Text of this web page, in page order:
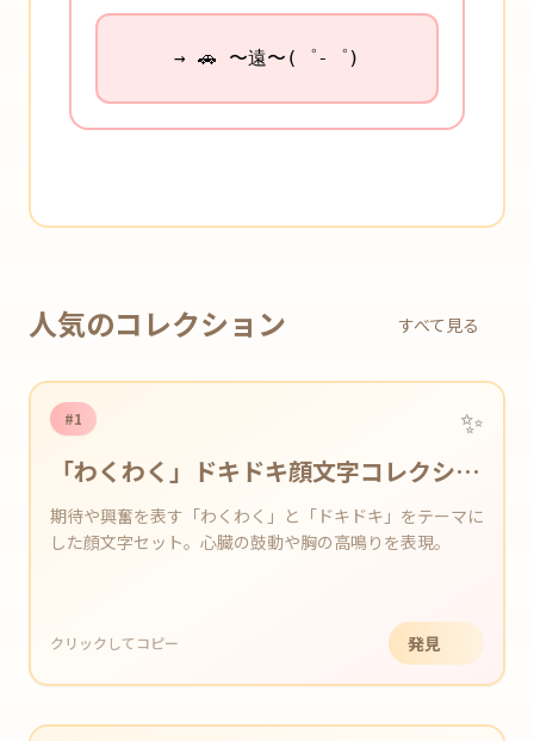
→ 🚗 〜遠〜(゜-゜)
人気のコレクション すべて見る
#1 ✨
「わくわく」ドキドキ顔文字コレクショ
ン
期待や興奮を表す「わくわく」と「ドキドキ」をテーマに
した顔文字セット。心臓の鼓動や胸の高鳴りを表現。
クリックしてコピー 発見